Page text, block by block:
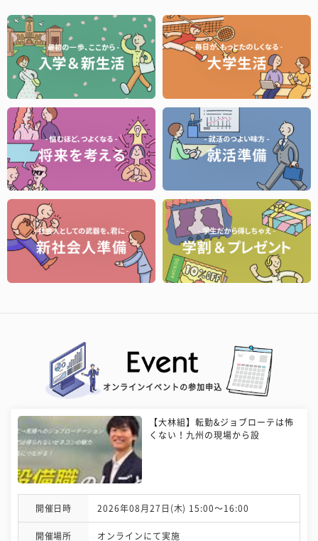
オンラインイベントの参加申込
【大林組】転勤&ジョブローテは怖
くない！九州の現場から設
開催日時 2026年08月27日(木) 15:00〜16:00
開催場所 オンラインにて実施